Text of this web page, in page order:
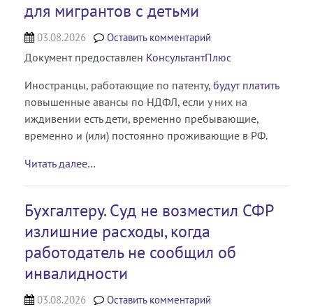
для мигрантов с детьми
03.08.2026 Оставить комментарий
Документ предоставлен КонсультантПлюс
Иностранцы, работающие по патенту, будут платить
повышенные авансы по НДФЛ, если у них на
иждивении есть дети, временно пребывающие,
временно и (или) постоянно проживающие в РФ.
Читать далее…
Бухгалтеру. Суд не возместил СФР
излишние расходы, когда
работодатель не сообщил об
инвалидности
03.08.2026 Оставить комментарий